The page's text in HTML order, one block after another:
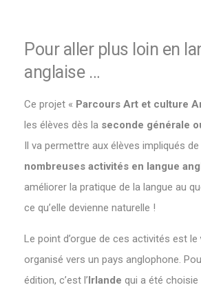
Pour aller plus loin en
anglaise …
Ce projet « Parcours Art et culture
les élèves dès la seconde générale
Il va permettre aux élèves impliqués
nombreuses activités en langue
améliorer la pratique de la langue au
ce qu’elle devienne naturelle !
Le point d’orgue de ces activités est le
organisé vers un pays anglophone.
édition, c’est l’Irlande qui a été choisie